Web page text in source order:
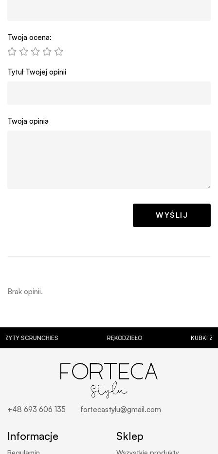
Twoja ocena:
Tytuł Twojej opinii
Twoja opinia
Brak opinii.
RĘKODZIEŁO KUBKI Z
+48 693 606 135 fortecastylu@gmail.com
Informacje
Regulamin
Sklep
Wszystkie produkty